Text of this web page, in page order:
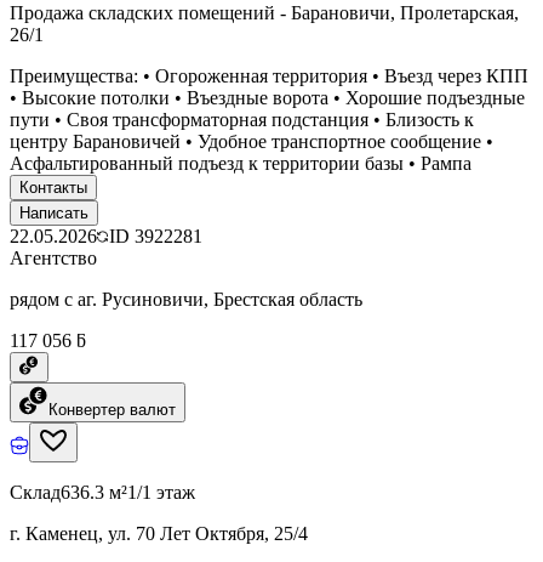
Продажа складских помещений - Барановичи, Пролетарская,
26/1
Преимущества: • Огороженная территория • Въезд через КПП
• Высокие потолки • Въездные ворота • Хорошие подъездные
пути • Своя трансформаторная подстанция • Близость к
центру Барановичей • Удобное транспортное сообщение •
Асфальтированный подъезд к территории базы • Рампа
Контакты
Написать
22.05.2026 ID 3922281
Агентство
рядом с аг. Русиновичи, Брестская область
117 056 ƃ
Конвертер валют
Склад636.3 м²1/1 этаж
г. Каменец, ул. 70 Лет Октября, 25/4